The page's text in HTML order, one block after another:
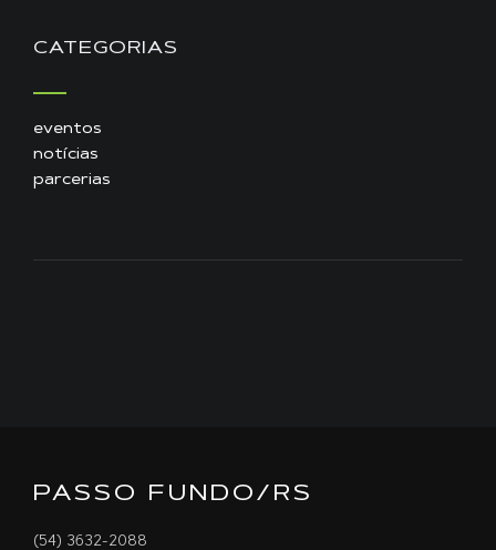
CATEGORIAS
eventos
notícias
parcerias
PASSO FUNDO/RS
(54) 3632-2088